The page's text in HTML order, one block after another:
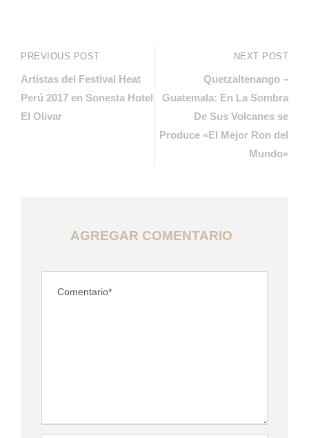
PREVIOUS POST
Artistas del Festival Heat
Perú 2017 en Sonesta Hotel
El Olivar
NEXT POST
Quetzaltenango –
Guatemala: En La Sombra
De Sus Volcanes se
Produce «El Mejor Ron del
Mundo»
AGREGAR COMENTARIO